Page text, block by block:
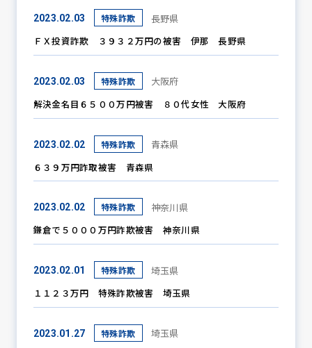
防犯活動ニュース
防犯パトロール
防犯対策情報
防犯協力会について
2023.02.03 特殊詐欺
長野県
ＦＸ投資詐欺 ３９３２万円の被害 伊那 長野県
2023.02.03 特殊詐欺
大阪府
解決金名目６５００万円被害 ８０代女性 大阪府
2023.02.02 特殊詐欺
青森県
６３９万円詐取被害 青森県
2023.02.02 特殊詐欺
神奈川県
鎌倉で５０００万円詐欺被害 神奈川県
2023.02.01 特殊詐欺
埼玉県
１１２３万円 特殊詐欺被害 埼玉県
2023.01.27 特殊詐欺
埼玉県